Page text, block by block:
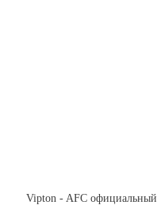
Vipton - AFC официальный